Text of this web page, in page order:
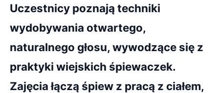
Uczestnicy poznają techniki
wydobywania otwartego,
naturalnego głosu, wywodzące się z
praktyki wiejskich śpiewaczek.
Zajęcia łączą śpiew z pracą z ciałem,